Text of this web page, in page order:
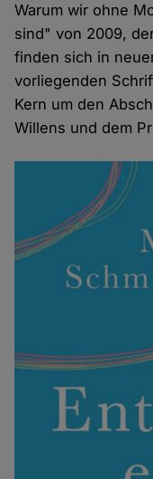
Warum wir ohne
sind" von 2009,
finden sich in
vorliegenden
Kern um den
Willens und dem